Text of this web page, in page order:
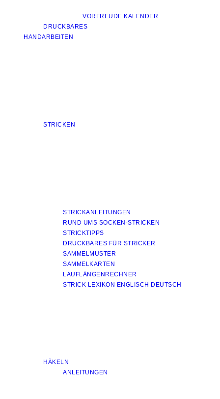
VORFREUDE KALENDER
DRUCKBARES
HANDARBEITEN
STRICKEN
STRICKANLEITUNGEN
RUND UMS SOCKEN-STRICKEN
STRICKTIPPS
DRUCKBARES FÜR STRICKER
SAMMELMUSTER
SAMMELKARTEN
LAUFLÄNGENRECHNER
STRICK LEXIKON ENGLISCH DEUTSCH
HÄKELN
ANLEITUNGEN